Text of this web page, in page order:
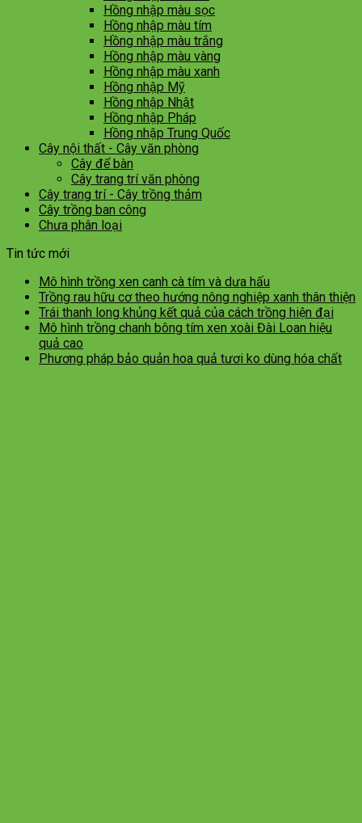
Hồng nhập màu sọc
Hồng nhập màu tím
Hồng nhập màu trắng
Hồng nhập màu vàng
Hồng nhập màu xanh
Hồng nhập Mỹ
Hồng nhập Nhật
Hồng nhập Pháp
Hồng nhập Trung Quốc
Cây nội thất - Cây văn phòng
Cây để bàn
Cây trang trí văn phòng
Cây trang trí - Cây trồng thảm
Cây trồng ban công
Chưa phân loại
Tin tức mới
Mô hình trồng xen canh cà tím và dưa hấu
Trồng rau hữu cơ theo hướng nông nghiệp xanh thân thiện
Trái thanh long khủng kết quả của cách trồng hiện đại
Mô hình trồng chanh bông tím xen xoài Đài Loan hiệu
quả cao
Phương pháp bảo quản hoa quả tươi ko dùng hóa chất